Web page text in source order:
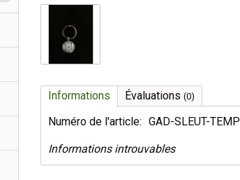
Informations Évaluations (0)
Numéro de l'article: GAD-SLEUT-TEMP
Informations introuvables